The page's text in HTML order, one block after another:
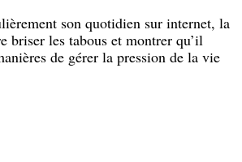
son quotidien sur internet, la
briser les tabous et montrer qu’il
de gérer la pression de la vie